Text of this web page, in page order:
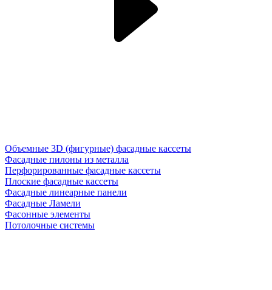
Объемные 3D (фигурные) фасадные кассеты
Фасадные пилоны из металла
Перфорированные фасадные кассеты
Плоские фасадные кассеты
Фасадные линеарные панели
Фасадные Ламели
Фасонные элементы
Потолочные системы